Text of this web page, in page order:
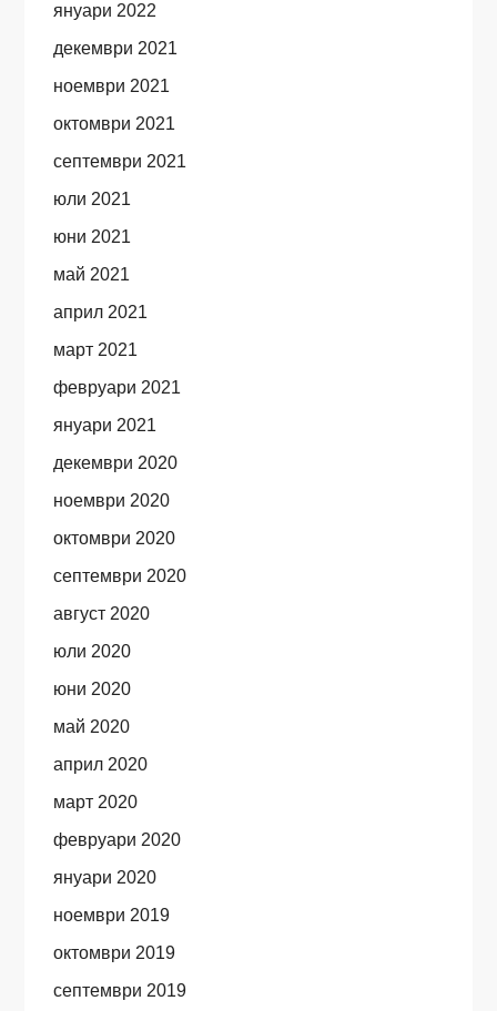
януари 2022
декември 2021
ноември 2021
октомври 2021
септември 2021
юли 2021
юни 2021
май 2021
април 2021
март 2021
февруари 2021
януари 2021
декември 2020
ноември 2020
октомври 2020
септември 2020
август 2020
юли 2020
юни 2020
май 2020
април 2020
март 2020
февруари 2020
януари 2020
ноември 2019
октомври 2019
септември 2019